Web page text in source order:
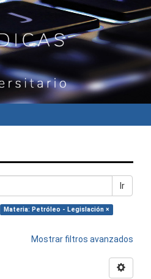
Ir
Materia: Petróleo - Legislación ×
Mostrar filtros avanzados